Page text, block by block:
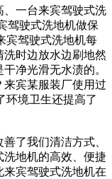
、一台来宾驾驶式洗
驾驶式洗地机做保
宾驾驶式洗地机每
洗时边放水边刷地然
净光滑无水渍的。
宾某服装厂使用过
环境卫生还提高了
了我们清洁方式、
地机的高效、便捷
宾驾驶式洗地机在